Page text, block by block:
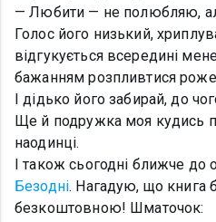
— Любити — не полюбляю,
Голос його низький,
відгукується всередині
бажанням розпливтися
І дідько його забирай, до
Ще й подружка моя кудись
наодинці.
І також сьогодні ближче до
Безодні. Нагадую, що книга
безкоштовною! Шматочок: